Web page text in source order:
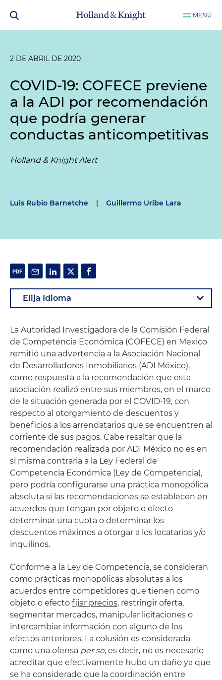
MENÚ
2 DE ABRIL DE 2020
COVID-19: COFECE previene
a la ADI por recomendación
que podría generar
conductas anticompetitivas
Holland & Knight Alert
Luis Rubio Barnetche | Guillermo Uribe Lara
La Autoridad Investigadora de la Comisión Federal
de Competencia Económica (COFECE) en Mexico
remitió una advertencia a la Asociación Nacional
de Desarrolladores Inmobiliarios (ADI México),
como respuesta a la recomendación que esta
asociación realizó entre sus miembros, en el marco
de la situación generada por el COVID-19, con
respecto al otorgamiento de descuentos y
beneficios a los arrendatarios que se encuentren al
corriente de sus pagos. Cabe resaltar que la
recomendación realizada por ADI México no es en
sí misma contraria a la Ley Federal de
Competencia Económica (Ley de Competencia),
pero podría configurarse una práctica monopólica
absoluta si las recomendaciones se establecen en
acuerdos que tengan por objeto o efecto
determinar una cuota o determinar los
descuentos máximos a otorgar a los locatarios y/o
inquilinos.
Conforme a la Ley de Competencia, se consideran
como prácticas monopólicas absolutas a los
acuerdos entre competidores que tienen como
objeto o efecto fijar precios, restringir oferta,
segmentar mercados, manipular licitaciones o
intercambiar información con alguno de los
efectos anteriores. La colusión es considerada
como una ofensa per se, es decir, no es necesario
acreditar que efectivamente hubo un daño ya que
se ha considerado que la coordinación entre